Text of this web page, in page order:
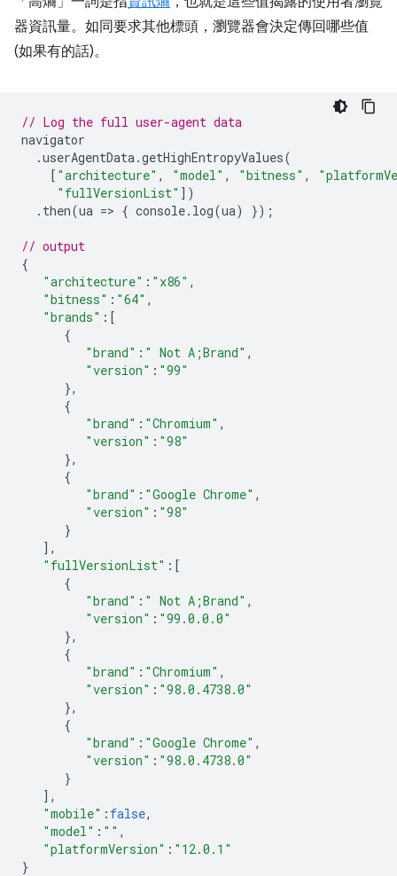
器資訊量。如同要求其他標頭，瀏覽器會決定傳回哪些值
(如果有的話)。
// Log the full user-agent data
navigator
.userAgentData.getHighEntropyValues(
[ "architecture" , "model" , "bitness" ,
"fullVersionList" ])
. then(ua => { console. log(ua) });
// output
{
"architecture" : "x86" ,
"bitness" : "64" ,
"brands" : [
{
"brand" : " Not A;Brand" ,
"version" : "99"
},
{
"brand" : "Chromium" ,
"version" : "98"
},
{
"brand" : "Google Chrome" ,
"version" : "98"
}
],
"fullVersionList" : [
{
"brand" : " Not A;Brand" ,
"version" : "99.0.0.0"
},
{
"brand" : "Chromium" ,
"version" : "98.0.4738.0"
},
{
"brand" : "Google Chrome" ,
"version" : "98.0.4738.0"
}
],
"mobile" : false,
"model" : "" ,
"platformVersion" : "12.0.1"
}